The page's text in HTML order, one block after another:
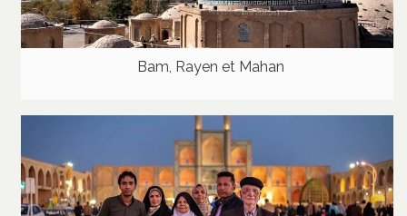
Bam, Rayen et Mahan